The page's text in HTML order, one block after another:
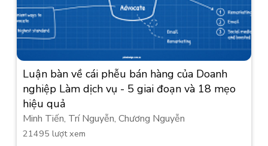
Luận bàn về cái phễu bán hàng của Doanh
nghiệp Làm dịch vụ - 5 giai đoạn và 18 mẹo
hiệu quả
Minh Tiến, Trí Nguyễn, Chương Nguyễn
21495 lượt xem